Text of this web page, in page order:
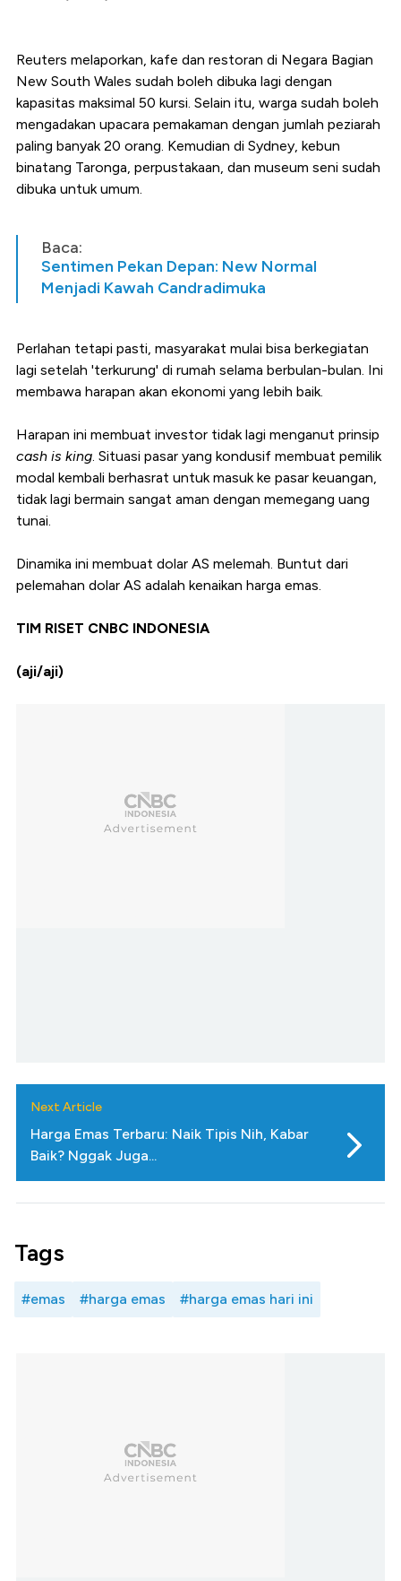
Reuters melaporkan, kafe dan restoran di Negara Bagian
New South Wales sudah boleh dibuka lagi dengan
kapasitas maksimal 50 kursi. Selain itu, warga sudah boleh
mengadakan upacara pemakaman dengan jumlah peziarah
paling banyak 20 orang. Kemudian di Sydney, kebun
binatang Taronga, perpustakaan, dan museum seni sudah
dibuka untuk umum.
Baca:
Sentimen Pekan Depan: New Normal
Menjadi Kawah Candradimuka
Perlahan tetapi pasti, masyarakat mulai bisa berkegiatan
lagi setelah 'terkurung' di rumah selama berbulan-bulan. Ini
membawa harapan akan ekonomi yang lebih baik.
Harapan ini membuat investor tidak lagi menganut prinsip
cash is king. Situasi pasar yang kondusif membuat pemilik
modal kembali berhasrat untuk masuk ke pasar keuangan,
tidak lagi bermain sangat aman dengan memegang uang
tunai.
Dinamika ini membuat dolar AS melemah. Buntut dari
pelemahan dolar AS adalah kenaikan harga emas.
TIM RISET CNBC INDONESIA
(aji/aji)
Next Article
Harga Emas Terbaru: Naik Tipis Nih, Kabar
Baik? Nggak Juga...
Tags
#emas #harga emas #harga emas hari ini